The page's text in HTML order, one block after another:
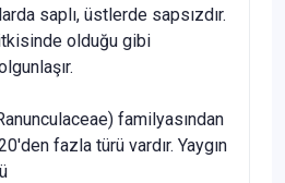
saplı, üstlerde sapsızdır.
olduğu gibi
familyasından
fazla türü vardır. Yaygın